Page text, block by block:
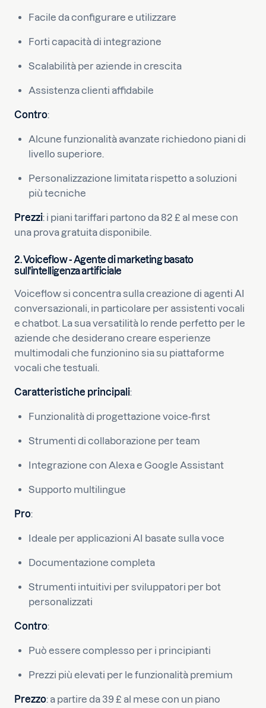
Facile da configurare e utilizzare
Forti capacità di integrazione
Scalabilità per aziende in crescita
Assistenza clienti affidabile
Contro:
Alcune funzionalità avanzate richiedono piani di
livello superiore.
Personalizzazione limitata rispetto a soluzioni
più tecniche
Prezzi: i piani tariffari partono da 82 £ al mese con
una prova gratuita disponibile.
2. Voiceflow - Agente di marketing basato
sull'intelligenza artificiale
Voiceflow si concentra sulla creazione di agenti AI
conversazionali, in particolare per assistenti vocali
e chatbot. La sua versatilità lo rende perfetto per le
aziende che desiderano creare esperienze
multimodali che funzionino sia su piattaforme
vocali che testuali.
Caratteristiche principali:
Funzionalità di progettazione voice-first
Strumenti di collaborazione per team
Integrazione con Alexa e Google Assistant
Supporto multilingue
Pro:
Ideale per applicazioni AI basate sulla voce
Documentazione completa
Strumenti intuitivi per sviluppatori per bot
personalizzati
Contro:
Può essere complesso per i principianti
Prezzi più elevati per le funzionalità premium
Prezzo: a partire da 39 £ al mese con un piano